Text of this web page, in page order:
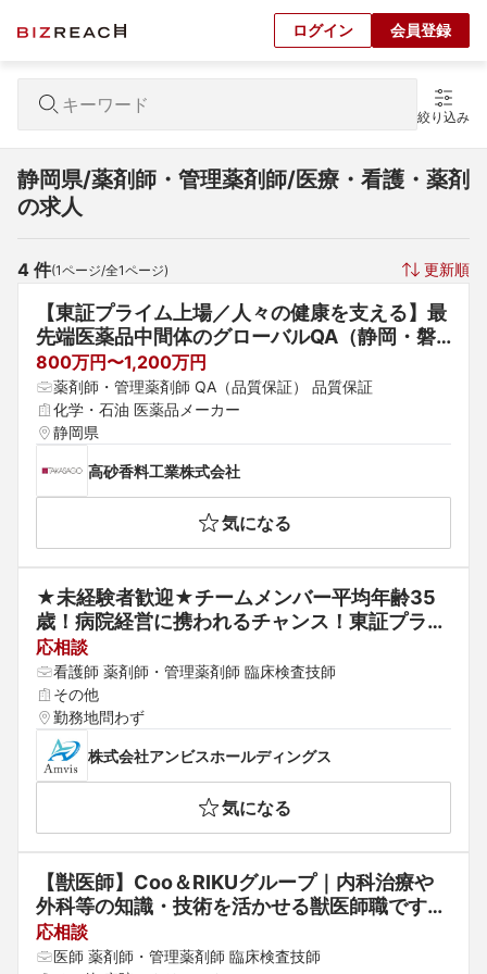
ログイン 会員登録
絞り込み
静岡県/薬剤師・管理薬剤師/医療・看護・薬剤
の求人
4 件(1ページ/全1ページ) 更新順
【東証プライム上場／人々の健康を支える】最
先端医薬品中間体のグローバルQA（静岡・磐
田）
800万円〜1,200万円
薬剤師・管理薬剤師 QA（品質保証） 品質保証
化学・石油 医薬品メーカー
静岡県
高砂香料工業株式会社
気になる
★未経験者歓迎★チームメンバー平均年齢35
歳！病院経営に携われるチャンス！東証プライ
ム上場の急成長企業！
応相談
看護師 薬剤師・管理薬剤師 臨床検査技師
その他
勤務地問わず
株式会社アンビスホールディングス
気になる
【獣医師】Coo＆RIKUグループ｜内科治療や
外科等の知識・技術を活かせる獣医師職です。
全国200病院以上を運営する安定した経営基盤
のある企業の病院で一緒に働きませんか！
応相談
医師 薬剤師・管理薬剤師 臨床検査技師